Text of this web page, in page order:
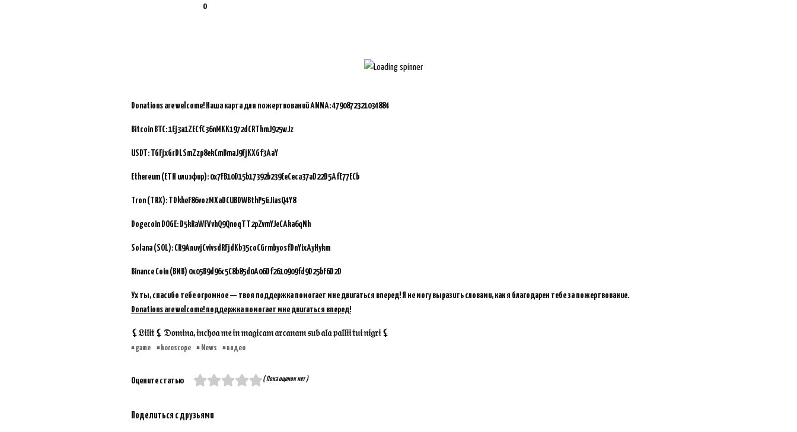
0
Donations are welcome! Наша карта для пожертвований ANNA:4790872321034884
Bitcoin BTC:1Ej3a1ZECfC36nMKK1972dCRThmJ925wJz
USDT: TGFjxGrDLSmZzp8ekCmBmaJ9FjKXGf3AaY
Ethereum (ETH или эфир): 0x7FB10D15b17392b239EeCeca37aD22D5AfE77ECb
Tron (TRX): TDkheF86vozMXaDCUBDWBthP5GJiasQ4Y8
Dogecoin DOGE: D5kRaWFVvhQ9QnoqTT2pZvmYJeCAka6qNh
Solana (SOL): CR9AnuvjCvivsdRFjdKb35coCGrmbyosfDnYixAyHykm
Binance Coin (BNB) 0x05B9d96c5C8b85d0A06Df2610909fd9D25bF6D2D
Ух ты, спасибо тебе огромное — твоя поддержка помогает мне двигаться вперед! Я не могу выразить словами, как я благодарен тебе за пожертвование.
Donations are welcome! поддержка помогает мне двигаться вперед!
⚸𝔏𝔦𝔩𝔦𝔱 ⚸ 𝔇𝔬𝔪𝔦𝔫𝔞, 𝔦𝔫𝔠𝔥𝔬𝔞 𝔪𝔢 𝔦𝔫 𝔪𝔞𝔤𝔦𝔠𝔞𝔪 𝔞𝔯𝔠𝔞𝔫𝔞𝔪 𝔰𝔲𝔟 𝔞𝔩𝔞 𝔭𝔞𝔩𝔩𝔦𝔦 𝔱𝔲𝔦 𝔫𝔦𝔤𝔯𝔦 ⚸
game horoscope News видео
Оцените статью ( Пока оценок нет )
Поделиться с друзьями